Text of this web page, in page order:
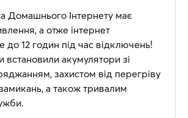
Домашнього Інтернету має
а отже інтернет
до 12 годин під час відключень!
акумулятори зі
захистом від перегріву
а також тривалим